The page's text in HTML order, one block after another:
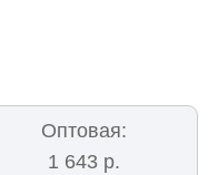
Оптовая:
1 643 р.